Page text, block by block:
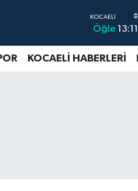
Öğle 13:11
KOCAELİ HABERLERİ